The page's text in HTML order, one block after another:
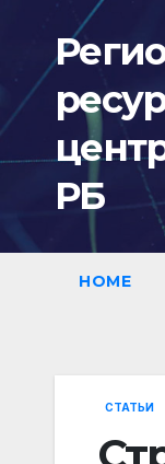
содержимому
РБ
HOME
СТАТЬИ